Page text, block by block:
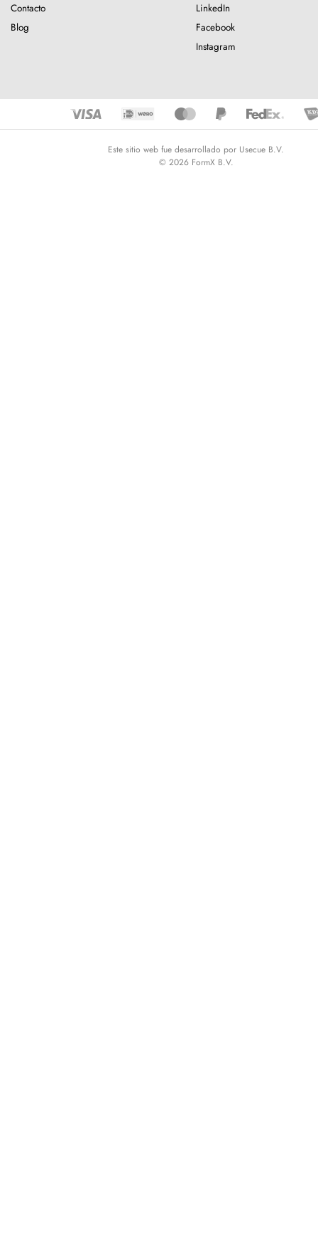
Contacto
Blog
LinkedIn
Facebook
Instagram
Este sitio web fue desarrollado por Usecue B.V.
© 2026 FormX B.V.